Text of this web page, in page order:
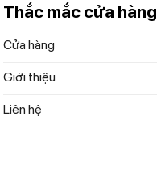
Thắc mắc cửa hàng
Cửa hàng
Giới thiệu
Liên hệ